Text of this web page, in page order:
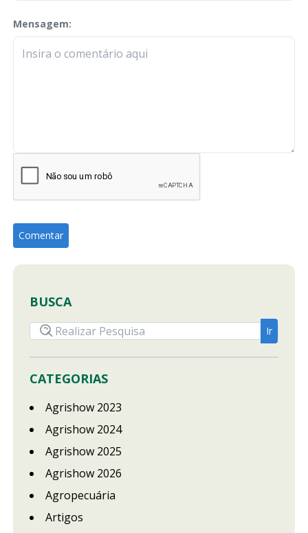
Mensagem:
check-terms
BUSCA
CATEGORIAS
Agrishow 2023
Agrishow 2024
Agrishow 2025
Agrishow 2026
Agropecuária
Artigos